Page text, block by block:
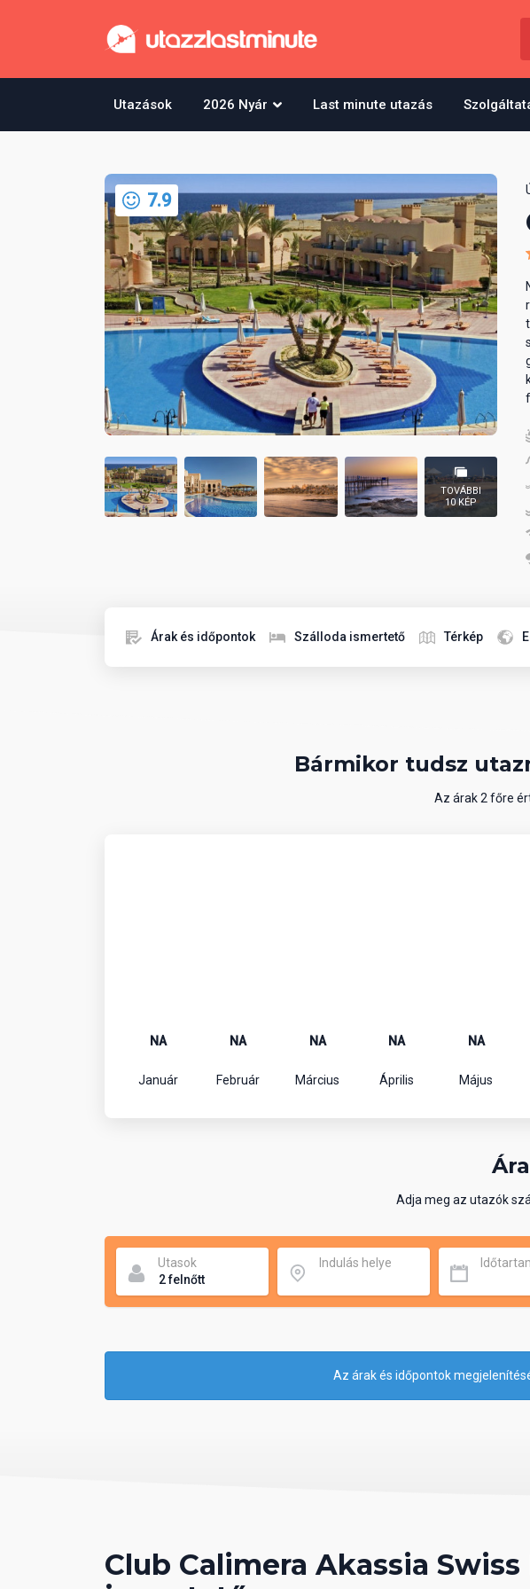
Utazások 2026 Nyár Last minute utazás
7.9
TOVÁBBI
10 KÉP
Árak és időpontok Szálloda ismertető Térkép
Bármikor tudsz
Az árak 2 főre
NA
Január
NA
Február
NA
Március
NA
Április
NA
Május
Adja meg az utazók
Utasok Indulás helye
Az árak és időpontok
Club Calimera Akassia